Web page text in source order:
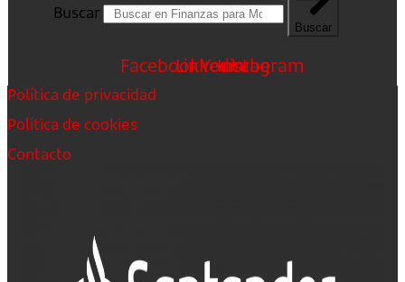
Buscar
Buscar
FacebookLinkedin
Youtube
Instagram
Política de privacidad
Política de cookies
Contacto